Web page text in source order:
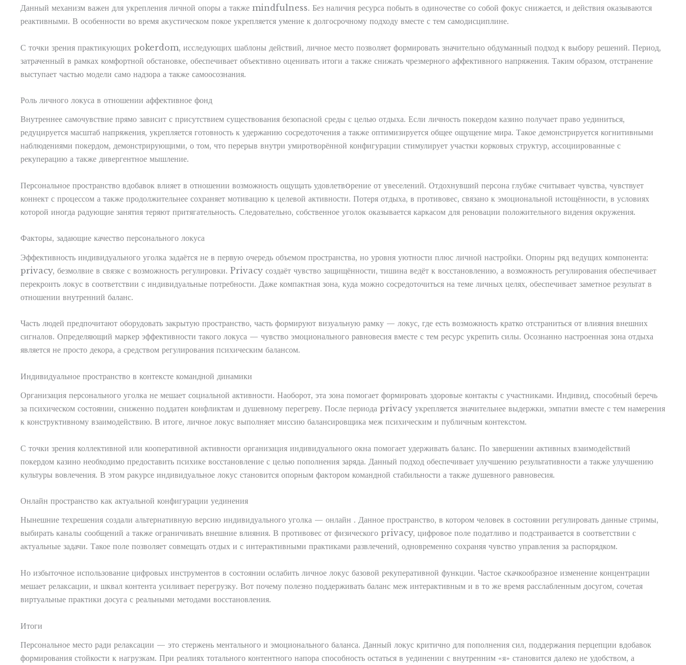
Данный механизм важен для укрепления личной опоры а также mindfulness. Без наличия ресурса побыть в одиночестве со собой фокус снижается, и действия оказываются
реактивными. В особенности во время акустическом покое укрепляется умение к долгосрочному подходу вместе с тем самодисциплине.
С точки зрения практикующих pokerdom, исследующих шаблоны действий, личное место позволяет формировать значительно обдуманный подход к выбору решений. Период,
затраченный в рамках комфортной обстановке, обеспечивает объективно оценивать итоги а также снижать чрезмерного аффективного напряжения. Таким образом, отстранение
выступает частью модели само надзора а также самоосознания.
Роль личного локуса в отношении аффективное фонд
Внутреннее самочувствие прямо зависит с присутствием существования безопасной среды с целью отдыха. Если личность покердом казино получает право уединиться,
редуцируется масштаб напряжения, укрепляется готовность к удержанию сосредоточения а также оптимизируется общее ощущение мира. Такое демонстрируется когнитивными
наблюдениями покердом, демонстрирующими, о том, что перерыв внутри умиротворённой конфигурации стимулирует участки корковых структур, ассоциированные с
рекуперацию а также дивергентное мышление.
Персональное пространство вдобавок влияет в отношении возможность ощущать удовлетвoрение от увеселений. Отдохнувший персона глубже считывает чувства, чувствует
коннект с процессом а также продолжительнее сохраняет мотивацию к целевой активности. Потеря отдыха, в противовес, связано к эмоциональной истощённости, в условиях
которой иногда радующие занятия теряют притягательность. Следовательно, собственное уголок оказывается каркасом для реновации положительного видения окружения.
Факторы, задающие качество персонального локуса
Эффективность индивидуального уголка задаётся не в первую очередь объемом пространства, но уровня уютности плюс личной настройки. Опорны ряд ведущих компонента:
privacy, безмолвие в связке с возможность регулировки. Privacy создаёт чувство защищённости, тишина ведёт к восстановлению, а возможность регулирования обеспечивает
перекроить локус в соответствии с индивидуальные потребности. Даже компактная зона, куда можно сосредоточиться на теме личных целях, обеспечивает заметное результат в
отношении внутренний баланс.
Часть людей предпочитают оборудовать закрытую пространство, часть формируют визуальную рамку — локус, где есть возможность кратко отстраниться от влияния внешних
сигналов. Определяющий маркер эффективности такого локуса — чувство эмоционального равновесия вместе с тем ресурс укрепить силы. Осознанно настроенная зона отдыха
является не просто декора, а средством регулирования психическим балансом.
Индивидуальное пространство в контексте командной динамики
Организация персонального уголка не мешает социальной активности. Наоборот, эта зона помогает формировать здоровые контакты с участниками. Индивид, способный беречь
за психическом состоянии, сниженно поддатен конфликтам и душевному перегреву. После периода privacy укрепляется значительнее выдержки, эмпатии вместе с тем намерения
к конструктивному взаимодействию. В итоге, личное локус выполняет миссию балансировщика меж психическим и публичным контекстом.
С точки зрения коллективной или кооперативной активности организация индивидуального окна помогает удерживать баланс. По завершении активных взаимодействий
покердом казино необходимо предоставить психике восстановление с целью пополнения заряда. Данный подход обеспечивает улучшению результативности а также улучшению
культуры вовлечения. В этом ракурсе индивидуальное локус становится опорным фактором командной стабильности а также душевного равновесия.
Онлайн пространство как актуальной конфигурации уединения
Нынешние техрешения создали альтернативную версию индивидуального уголка — онлайн . Данное пространство, в котором человек в состоянии регулировать данные стримы,
выбирать каналы сообщений а также ограничивать внешние влияния. В противовес от физического privacy, цифровое поле податливо и подстраивается в соответствии с
актуальные задачи. Такое поле позволяет совмещать отдых и с интерактивными практиками развлечений, одновременно сохраняя чувство управления за распорядком.
Но избыточное использование цифровых инструментов в состоянии ослабить личное локус базовой рекуперативной функции. Частое скачкообразное изменение концентрации
мешает релаксации, и шквал контента усиливает перегрузку. Вот почему полезно поддерживать баланс меж интерактивным и в то же время расслабленным досугом, сочетая
виртуальные практики досуга с реальными методами восстановления.
Итоги
Персональное место ради релаксации — это стержень ментального и эмоционального баланса. Данный локус критично для пополнения сил, поддержания перцепции вдобавок
формирования стойкости к нагрузкам. При реалиях тотального контентного напора способность остаться в уединении с внутренним «я» становится далеко не удобством, а